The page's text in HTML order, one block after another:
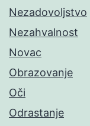
Nezadovoljstvo
Nezahvalnost
Novac
Obrazovanje
Oči
Odrastanje